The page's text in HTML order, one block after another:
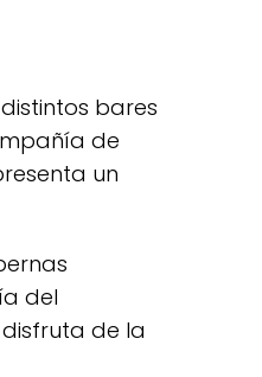
bares
de
un
del
de la